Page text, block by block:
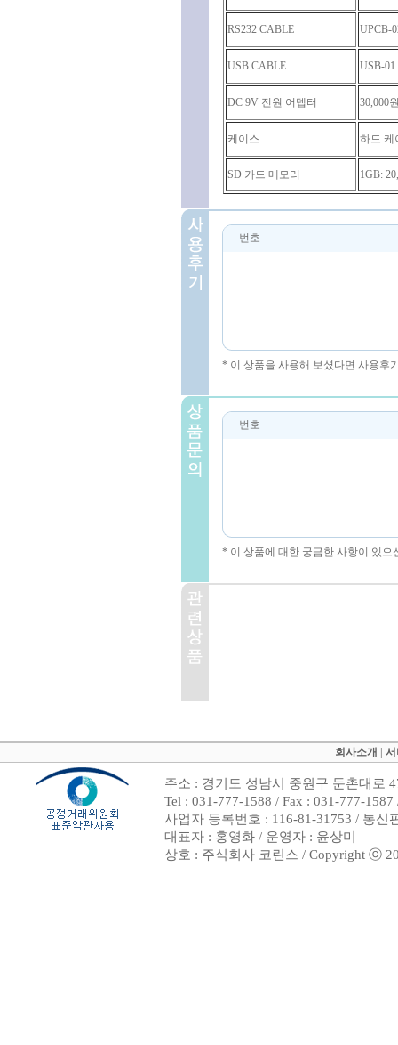
RS232 CABLE UPCB-
USB CABLE USB-01
DC 9V 전원 어뎁터 30,000
케이스 하드 케
SD 카드 메모리 1GB:
번호
* 이 상품을 사용해 보셨다면 사용후
번호
* 이 상품에 대한 궁금한 사항이 있
회사소개
주소 : 경기도 성남시 중원구 둔촌대로
Tel : 031-777-1588 / Fax : 031-777-
사업자 등록번호 : 116-81-31753 / 통신
대표자 : 홍영화 / 운영자 : 윤상미
상호 : 주식회사 코린스 / Copyright ⓒ